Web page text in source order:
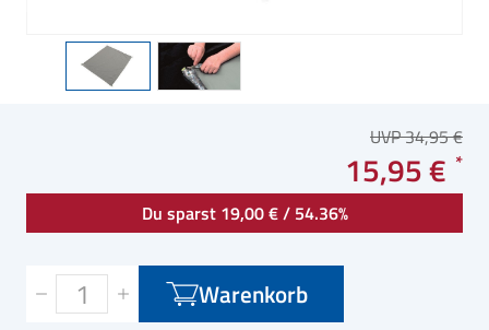
UVP 34,95 €
15,95 €
Du sparst 19,00 € / 54.36%
Warenkorb